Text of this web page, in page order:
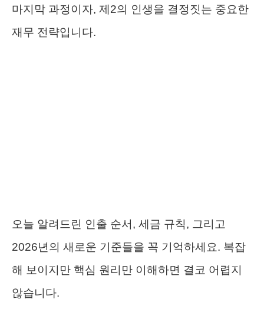
마지막 과정이자, 제2의 인생을 결정짓는 중요한
재무 전략입니다.
오늘 알려드린 인출 순서, 세금 규칙, 그리고
2026년의 새로운 기준들을 꼭 기억하세요. 복잡
해 보이지만 핵심 원리만 이해하면 결코 어렵지
않습니다.